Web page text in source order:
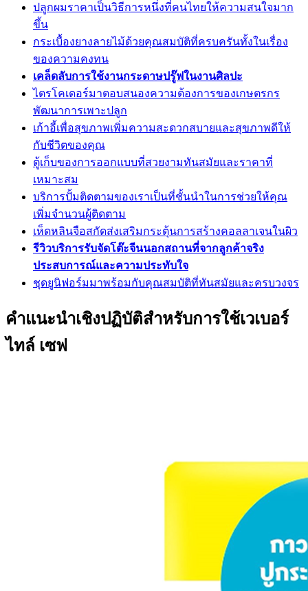
ปลูกผมราคาเป็นวิธีการหนึ่งที่คนไทยให้ความสนใจมาก
ขึ้น
กระเบื้องยางลายไม้ด้วยคุณสมบัติที่ครบครันทั้งในเรื่อง
ของความคงทน
เคล็ดลับการใช้งานกระดาษปรู๊ฟในงานศิลปะ
ไตรโคเดอร์มาตอบสนองความต้องการของเกษตรกร
พัฒนาการเพาะปลูก
เก้าอี้เพื่อสุขภาพเพิ่มความสะดวกสบายและสุขภาพดีให้
กับชีวิตของคุณ
ตู้เก็บของการออกแบบที่สวยงามทันสมัยและราคาที่
เหมาะสม
บริการปั้มติดตามของเราเป็นที่ชั้นนำในการช่วยให้คุณ
เพิ่มจำนวนผู้ติดตาม
เห็ดหลินจือสกัดส่งเสริมกระตุ้นการสร้างคอลลาเจนในผิว
รีวิวบริการรับจัดโต๊ะจีนนอกสถานที่จากลูกค้าจริง
ประสบการณ์และความประทับใจ
ชุดยูนิฟอร์มมาพร้อมกับคุณสมบัติที่ทันสมัยและครบวงจร
คำแนะนำเชิงปฏิบัติสำหรับการใช้เวเบอร์
ไทล์ เซฟ